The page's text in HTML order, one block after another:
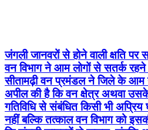
जंगली जानवरों से होने वाली क्षति पर
वन विभाग ने आम लोगों से सतर्क रहने
सीतामढ़ी वन प्रमंडल ने जिले के आम
अपील की है कि वन क्षेत्र अथवा
गतिविधि से संबंधित किसी भी अप्रिय
नहीं बल्कि तत्काल वन विभाग को